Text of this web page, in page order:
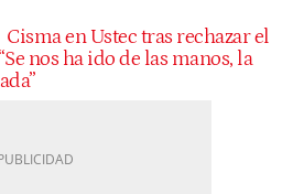
Cisma en Ustec tras rechazar el
nos ha ido de las manos, la